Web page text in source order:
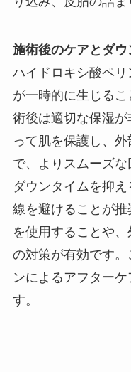
施術後のケアとダウ
ハイドロキシ酸ペ
が一時的に生じる
術後は適切な保湿
って肌を保護し、
で、よりスムーズな
ダウンタイムを抑
線を避けることが
を使用することや
の対策が有効です
ンによるアフター
す。